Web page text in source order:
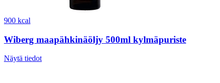
900 kcal
Wiberg maapähkinäöljy 500ml kylmäpuriste
Näytä tiedot